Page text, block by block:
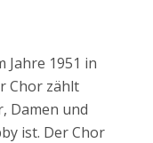
Jahre 1951 in
Chor zählt
Damen und
ist. Der Chor